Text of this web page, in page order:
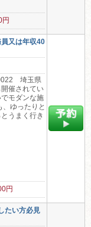
又は年収40
埼玉県
催されてい
モダンな施
ゆったりと
うまく行き
円
たい方必見